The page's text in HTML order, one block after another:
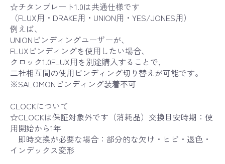
☆チタンプレート1.0は共通仕様です
（FLUX用・DRAKE用・UNION用・YES/JONES用）
例えば、
UNIONビンディングユーザーが、
FLUXビンディングを使用したい場合、
クロック1.0FLUX用を別途購入することで,
二社相互間の使用ビンディング切り替えが可能です。
※SALOMONビンディング装着不可
CLOCKについて
☆CLOCKは保証対象外です（消耗品）交換目安時期：使
用開始から1年
即時交換が必要な場合：部分的な欠け・ヒビ・退色・
インデックス変形